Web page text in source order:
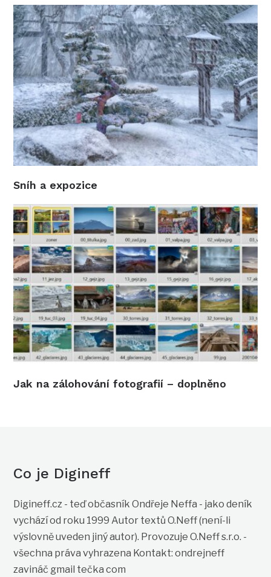
Sníh a expozice
Jak na zálohování fotografií – doplněno
Co je Digineff
Digineff.cz - teď občasník Ondřeje Neffa - jako deník
vychází od roku 1999 Autor textů O.Neff (není-li
výslovně uveden jiný autor). Provozuje O.Neff s.r.o. -
všechna práva vyhrazena Kontakt: ondrejneff
zavináč gmail tečka com